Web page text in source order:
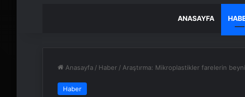
ANASAYFA
Anasayfa / Haber / Araştırma: Mikroplastikler farelerin
Haber